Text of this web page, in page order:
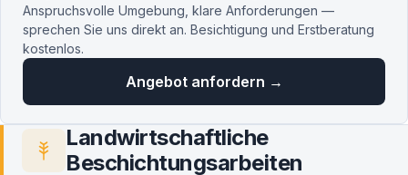
Anspruchsvolle Umgebung, klare Anforderungen —
sprechen Sie uns direkt an. Besichtigung und Erstberatung
kostenlos.
Angebot anfordern →
Landwirtschaftliche
Beschichtungsarbeiten